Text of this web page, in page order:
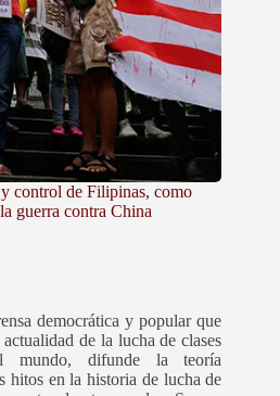
control de Filipinas, como
guerra contra China
democrática y popular que
de la lucha de clases
difunde la teoría
hitos en la historia de lucha de